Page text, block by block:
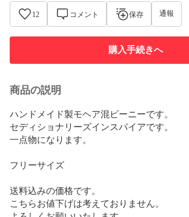
12 コメント 保存 通報
購入手続きへ
商品の説明
ハンドメイド製モヘア混ビーニーです。
セディショナリーズインスパイアです。
一点物になります。
フリーサイズ
送料込みの価格です。
こちらお値下げは考えておりません。